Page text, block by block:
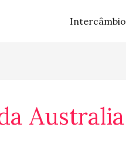
Intercâmbio
Australia